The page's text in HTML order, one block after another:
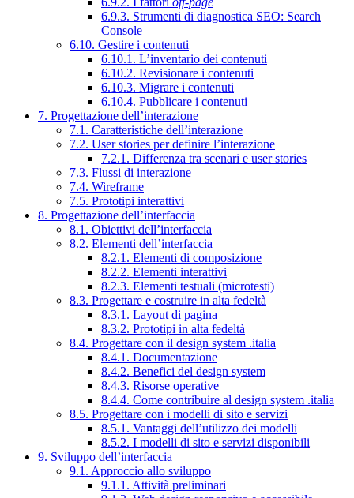
6.9.3. Strumenti di diagnostica SEO: Search
Console
6.10. Gestire i contenuti
6.10.1. L’inventario dei contenuti
6.10.2. Revisionare i contenuti
6.10.3. Migrare i contenuti
6.10.4. Pubblicare i contenuti
7. Progettazione dell’interazione
7.1. Caratteristiche dell’interazione
7.2. User stories per definire l’interazione
7.2.1. Differenza tra scenari e user stories
7.3. Flussi di interazione
7.4. Wireframe
7.5. Prototipi interattivi
8. Progettazione dell’interfaccia
8.1. Obiettivi dell’interfaccia
8.2. Elementi dell’interfaccia
8.2.1. Elementi di composizione
8.2.2. Elementi interattivi
8.2.3. Elementi testuali (microtesti)
8.3. Progettare e costruire in alta fedeltà
8.3.1. Layout di pagina
8.3.2. Prototipi in alta fedeltà
8.4. Progettare con il design system .italia
8.4.1. Documentazione
8.4.2. Benefici del design system
8.4.3. Risorse operative
8.4.4. Come contribuire al design system .italia
8.5. Progettare con i modelli di sito e servizi
8.5.1. Vantaggi dell’utilizzo dei modelli
8.5.2. I modelli di sito e servizi disponibili
9. Sviluppo dell’interfaccia
9.1. Approccio allo sviluppo
9.1.1. Attività preliminari